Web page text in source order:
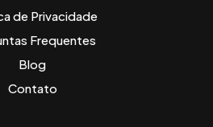
de Privacidade
Frequentes
Blog
Contato